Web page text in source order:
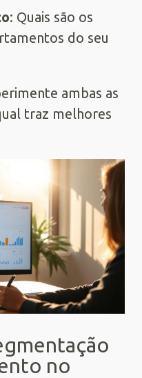
: Quais são os
do seu
ambas as
traz melhores
no